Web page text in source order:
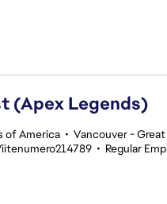
(Apex Legends)
of America • Vancouver -
• Regular